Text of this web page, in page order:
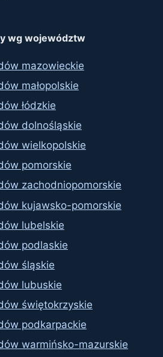
wg województw
mazowieckie
małopolskie
łódzkie
dolnośląskie
wielkopolskie
pomorskie
zachodniopomorskie
kujawsko-pomorskie
lubelskie
podlaskie
śląskie
lubuskie
świętokrzyskie
podkarpackie
warmińsko-mazurskie